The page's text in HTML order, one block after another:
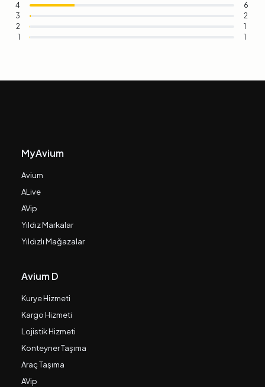
4
6
3
2
2
1
1
1
MyAvium
Avium
ALive
AVip
Yıldız Markalar
Yıldızlı Mağazalar
Avium D
Kurye Hizmeti
Kargo Hizmeti
Lojistik Hizmeti
Konteyner Taşıma
Araç Taşıma
AVip